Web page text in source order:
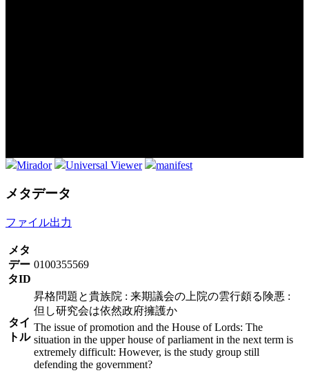
Mirador Universal Viewer manifest
メタデータ
ファイル出力
メタ
デー
タID
0100355569
タイ
トル
昇格問題と貴族院 : 来期議会の上院の雲行頗る険悪 :
但し研究会は依然政府擁護か
The issue of promotion and the House of Lords: The
situation in the upper house of parliament in the next term is
extremely difficult: However, is the study group still
defending the government?